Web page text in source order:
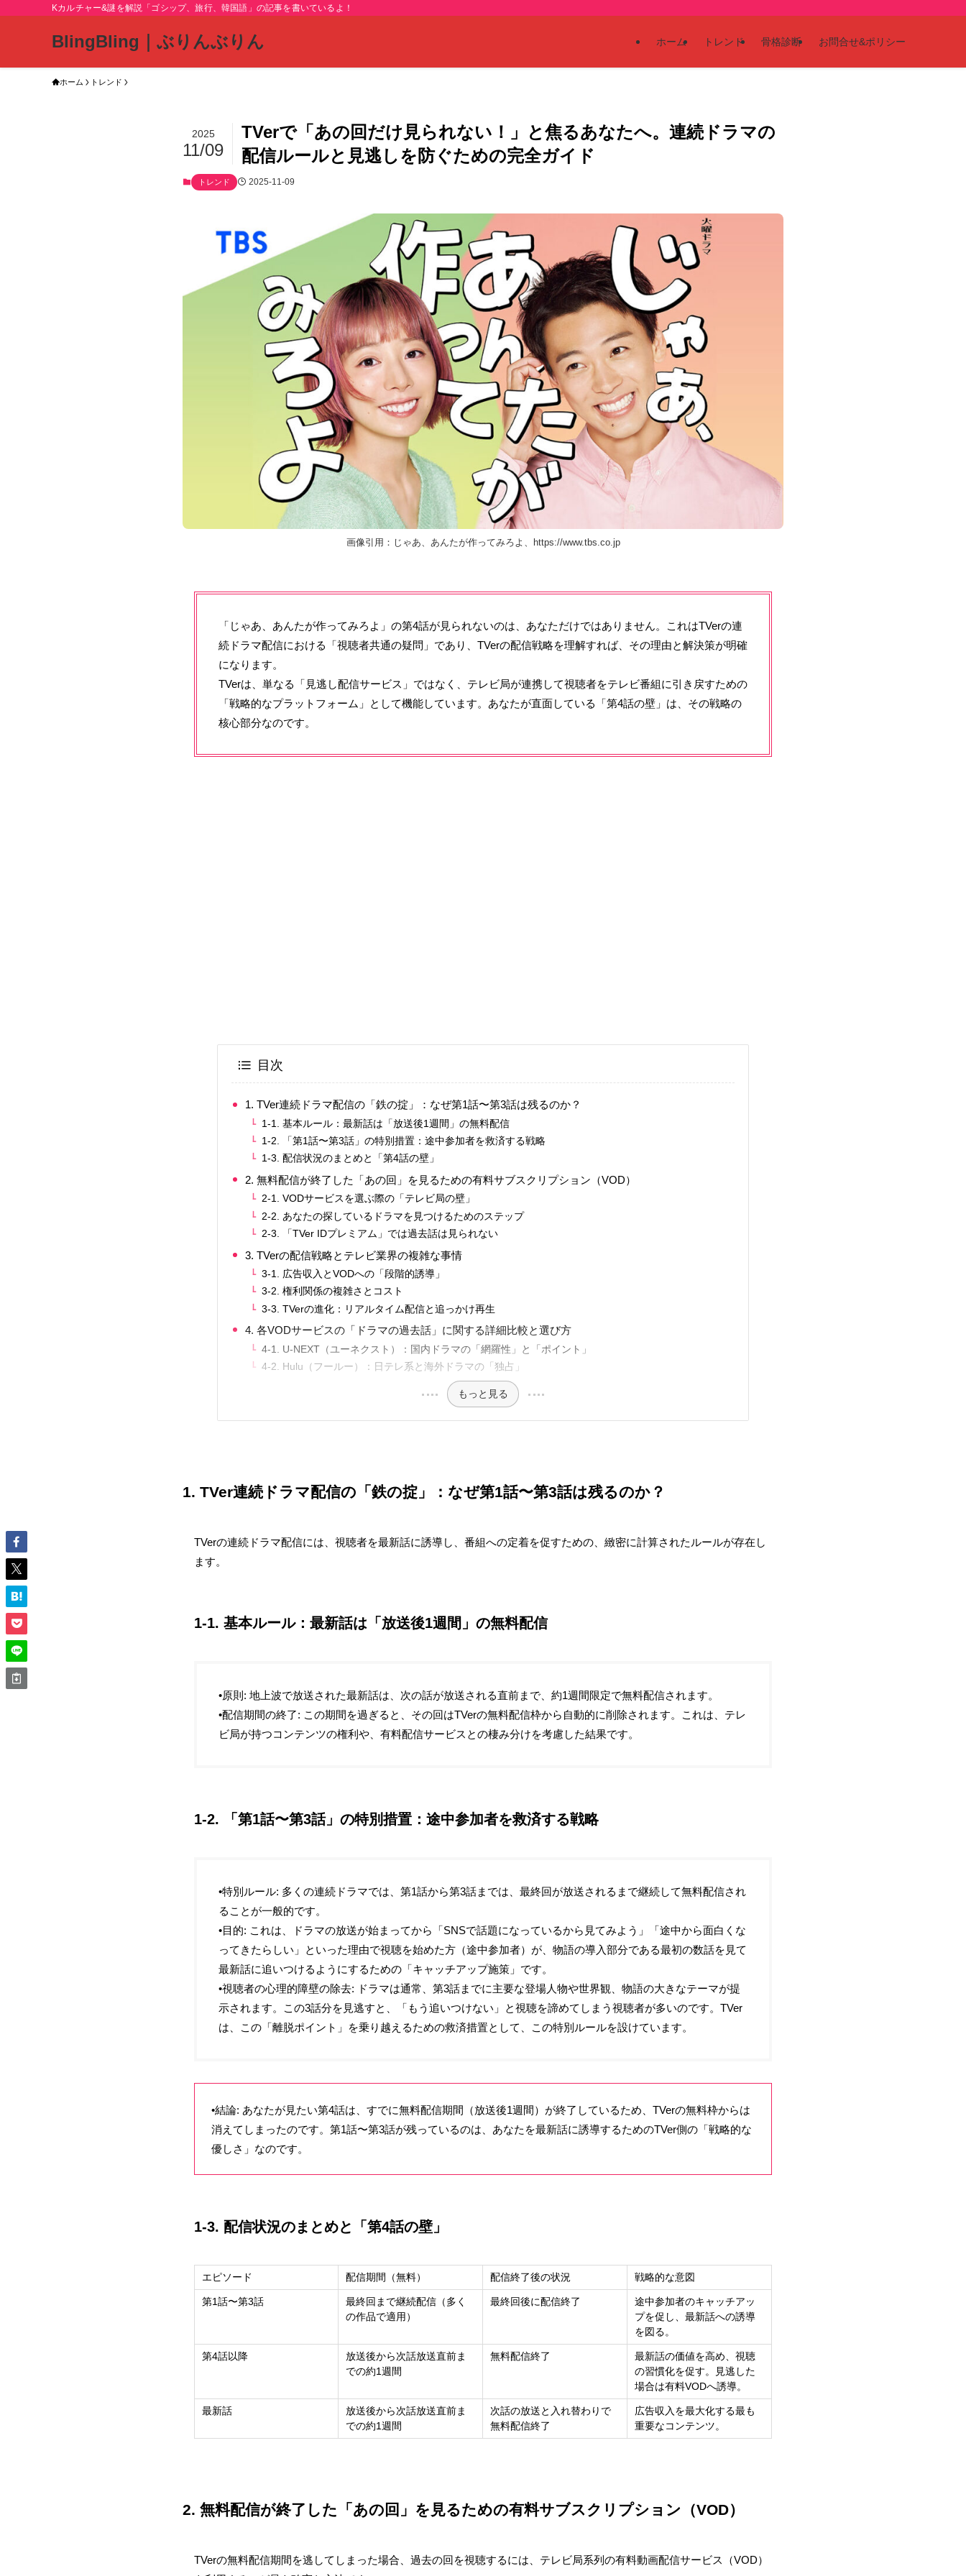
Kカルチャー&謎を解説「ゴシップ、旅行、韓国語」の記事を書いているよ！
BlingBling｜ぶりんぶりん ホーム トレンド 骨格診断 お問合せ&ポリシー
ホーム トレンド
TVerで「あの回だけ見られない！」と焦るあなたへ。連続ドラマの
配信ルールと見逃しを防ぐための完全ガイド
2025
11/09
トレンド 2025-11-09
画像引用：じゃあ、あんたが作ってみろよ、https://www.tbs.co.jp
「じゃあ、あんたが作ってみろよ」の第4話が見られないのは、あなただけではありません。これはTVerの連
続ドラマ配信における「視聴者共通の疑問」であり、TVerの配信戦略を理解すれば、その理由と解決策が明確
になります。
TVerは、単なる「見逃し配信サービス」ではなく、テレビ局が連携して視聴者をテレビ番組に引き戻すための
「戦略的なプラットフォーム」として機能しています。あなたが直面している「第4話の壁」は、その戦略の
核心部分なのです。
目次
1. TVer連続ドラマ配信の「鉄の掟」：なぜ第1話〜第3話は残るのか？
1-1. 基本ルール：最新話は「放送後1週間」の無料配信
1-2. 「第1話〜第3話」の特別措置：途中参加者を救済する戦略
1-3. 配信状況のまとめと「第4話の壁」
2. 無料配信が終了した「あの回」を見るための有料サブスクリプション（VOD）
2-1. VODサービスを選ぶ際の「テレビ局の壁」
2-2. あなたの探しているドラマを見つけるためのステップ
2-3. 「TVer IDプレミアム」では過去話は見られない
3. TVerの配信戦略とテレビ業界の複雑な事情
3-1. 広告収入とVODへの「段階的誘導」
3-2. 権利関係の複雑さとコスト
3-3. TVerの進化：リアルタイム配信と追っかけ再生
4. 各VODサービスの「ドラマの過去話」に関する詳細比較と選び方
4-1. U-NEXT（ユーネクスト）：国内ドラマの「網羅性」と「ポイント」
4-2. Hulu（フールー）：日テレ系と海外ドラマの「独占」
もっと見る
1. TVer連続ドラマ配信の「鉄の掟」：なぜ第1話〜第3話は残るのか？
TVerの連続ドラマ配信には、視聴者を最新話に誘導し、番組への定着を促すための、緻密に計算されたルールが存在し
ます。
1-1. 基本ルール：最新話は「放送後1週間」の無料配信
•原則: 地上波で放送された最新話は、次の話が放送される直前まで、約1週間限定で無料配信されます。
•配信期間の終了: この期間を過ぎると、その回はTVerの無料配信枠から自動的に削除されます。これは、テレ
ビ局が持つコンテンツの権利や、有料配信サービスとの棲み分けを考慮した結果です。
1-2. 「第1話〜第3話」の特別措置：途中参加者を救済する戦略
•特別ルール: 多くの連続ドラマでは、第1話から第3話までは、最終回が放送されるまで継続して無料配信され
ることが一般的です。
•目的: これは、ドラマの放送が始まってから「SNSで話題になっているから見てみよう」「途中から面白くな
ってきたらしい」といった理由で視聴を始めた方（途中参加者）が、物語の導入部分である最初の数話を見て
最新話に追いつけるようにするための「キャッチアップ施策」です。
•視聴者の心理的障壁の除去: ドラマは通常、第3話までに主要な登場人物や世界観、物語の大きなテーマが提
示されます。この3話分を見逃すと、「もう追いつけない」と視聴を諦めてしまう視聴者が多いのです。TVer
は、この「離脱ポイント」を乗り越えるための救済措置として、この特別ルールを設けています。
•結論: あなたが見たい第4話は、すでに無料配信期間（放送後1週間）が終了しているため、TVerの無料枠からは
消えてしまったのです。第1話〜第3話が残っているのは、あなたを最新話に誘導するためのTVer側の「戦略的な
優しさ」なのです。
1-3. 配信状況のまとめと「第4話の壁」
エピソード 配信期間（無料） 配信終了後の状況 戦略的な意図
第1話〜第3話
最終回まで継続配信（多く
の作品で適用）
最終回後に配信終了
途中参加者のキャッチアッ
プを促し、最新話への誘導
を図る。
第4話以降
放送後から次話放送直前ま
での約1週間
無料配信終了
最新話の価値を高め、視聴
の習慣化を促す。見逃した
場合は有料VODへ誘導。
最新話
放送後から次話放送直前ま
での約1週間
次話の放送と入れ替わりで
無料配信終了
広告収入を最大化する最も
重要なコンテンツ。
2. 無料配信が終了した「あの回」を見るための有料サブスクリプション（VOD）
TVerの無料配信期間を逃してしまった場合、過去の回を視聴するには、テレビ局系列の有料動画配信サービス（VOD）